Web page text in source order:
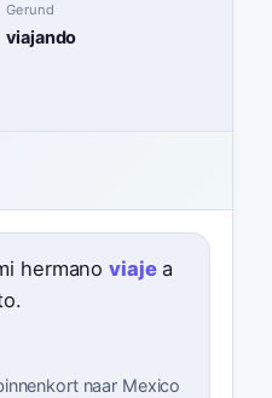
Gerund
viajando
hermanoviajea
naar Mexico